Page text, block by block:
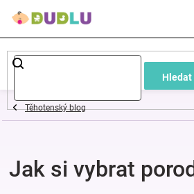
Hledat
Dětské
a
oblečení
Těhotenský blog
Jak si vybrat